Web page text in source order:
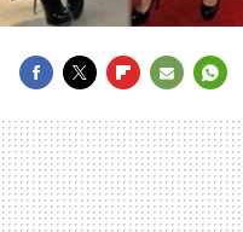
MAIL